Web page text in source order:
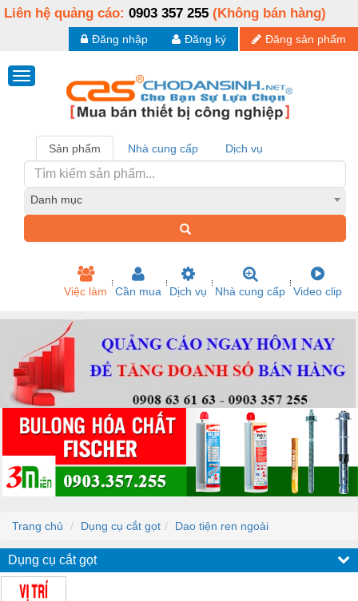
Liên hệ quảng cáo: 0903 357 255 (Không bán hàng)
Đăng sản phẩm
Đăng ký
Đăng nhập
Sản phẩm Nhà cung cấp Dịch vụ
Danh mục
Việc làm Cần mua Dịch vụ Nhà cung cấp Video clip
Trang chủ Dụng cụ cắt gọt Dao tiện ren ngoài
Dụng cụ cắt gọt